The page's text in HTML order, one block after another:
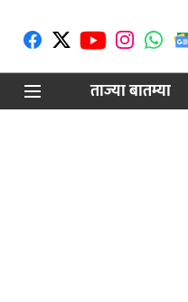
ताज्या बातम्या